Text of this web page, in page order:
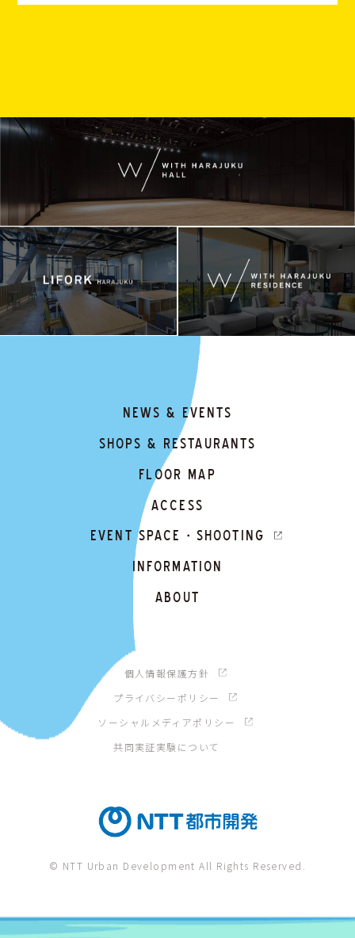
NEWS & EVENTS
SHOPS & RESTAURANTS
FLOOR MAP
ACCESS
EVENT SPACE・SHOOTING
INFORMATION
ABOUT
個人情報保護方針
プライバシーポリシー
ソーシャルメディアポリシー
共同実証実験について
© NTT Urban Development All Rights Reserved.